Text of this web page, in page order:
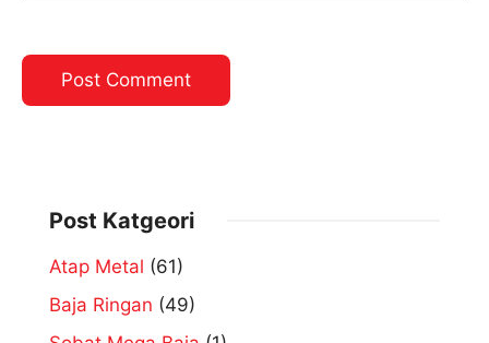
Post Katgeori
Atap Metal (61)
Baja Ringan (49)